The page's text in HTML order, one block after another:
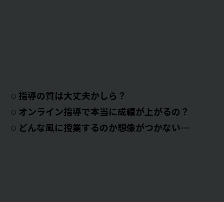
指導の質は大丈夫かしら？
オンライン指導で本当に成績が上がるの？
どんな風に授業するのか想像がつかない…